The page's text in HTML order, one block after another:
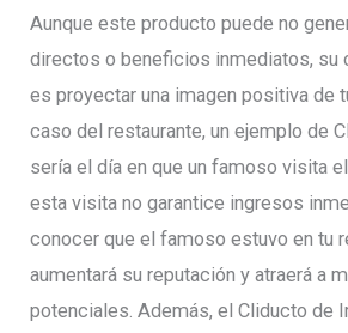
Aunque este producto puede no
directos o beneficios inmediatos, su
es proyectar una imagen positiva de
caso del restaurante, un ejemplo de
sería el día en que un famoso visita
esta visita no garantice ingresos
conocer que el famoso estuvo en tu
aumentará su reputación y atraerá a
potenciales. Además, el Cliducto de